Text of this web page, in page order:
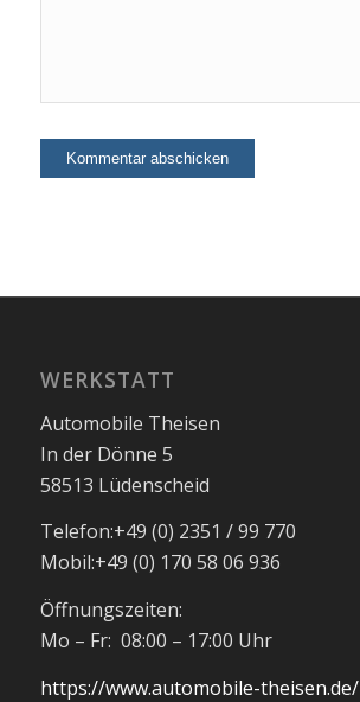
WERKSTATT
Automobile Theisen
In der Dönne 5
58513 Lüdenscheid
Telefon:+49 (0) 2351 / 99 770
Mobil:+49 (0) 170 58 06 936
Öffnungszeiten:
Mo – Fr: 08:00 – 17:00 Uhr
https://www.automobile-theisen.de/